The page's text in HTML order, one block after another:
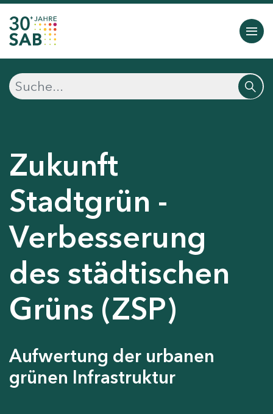
Zukunft
Stadtgrün -
Verbesserung
des städtischen
Grüns (ZSP)
Aufwertung der urbanen
grünen Infrastruktur